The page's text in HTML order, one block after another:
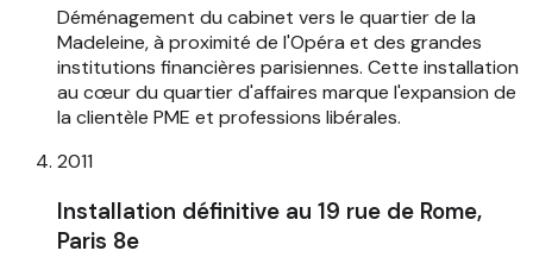
Déménagement du cabinet vers le quartier de la
Madeleine, à proximité de l'Opéra et des grandes
institutions financières parisiennes. Cette installation
au cœur du quartier d'affaires marque l'expansion de
la clientèle PME et professions libérales.
2011
Installation définitive au 19 rue de Rome,
Paris 8e